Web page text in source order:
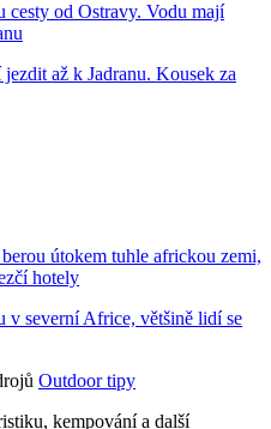
cesty od Ostravy. Vodu mají
až k Jadranu. Kousek za
útokem tuhle africkou zemi,
hotely
v severní Africe, většině lidí se
Outdoor tipy
kempování a další